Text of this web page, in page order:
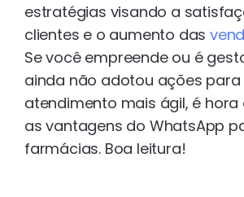
estratégias visando a
clientes e o aumento das
Se você empreende ou é
ainda não adotou ações
atendimento mais ágil, é hora
as vantagens do WhatsApp
farmácias. Boa leitura!